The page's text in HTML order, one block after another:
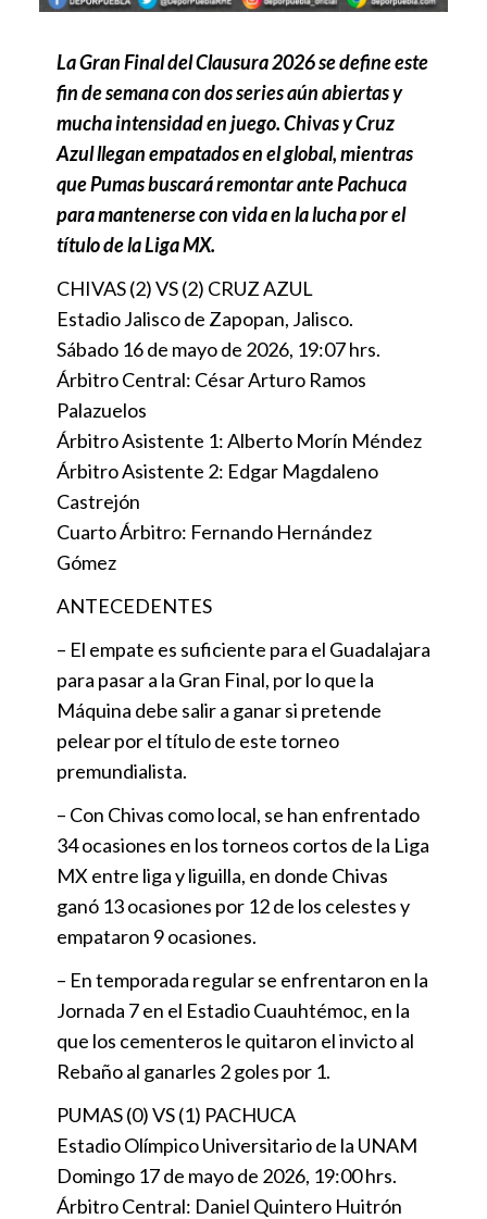
La Gran Final del Clausura 2026 se define este
fin de semana con dos series aún abiertas y
mucha intensidad en juego. Chivas y Cruz
Azul llegan empatados en el global, mientras
que Pumas buscará remontar ante Pachuca
para mantenerse con vida en la lucha por el
título de la Liga MX.
CHIVAS (2) VS (2) CRUZ AZUL
Estadio Jalisco de Zapopan, Jalisco.
Sábado 16 de mayo de 2026, 19:07 hrs.
Árbitro Central: César Arturo Ramos
Palazuelos
Árbitro Asistente 1: Alberto Morín Méndez
Árbitro Asistente 2: Edgar Magdaleno
Castrejón
Cuarto Árbitro: Fernando Hernández
Gómez
ANTECEDENTES
– El empate es suficiente para el Guadalajara
para pasar a la Gran Final, por lo que la
Máquina debe salir a ganar si pretende
pelear por el título de este torneo
premundialista.
– Con Chivas como local, se han enfrentado
34 ocasiones en los torneos cortos de la Liga
MX entre liga y liguilla, en donde Chivas
ganó 13 ocasiones por 12 de los celestes y
empataron 9 ocasiones.
– En temporada regular se enfrentaron en la
Jornada 7 en el Estadio Cuauhtémoc, en la
que los cementeros le quitaron el invicto al
Rebaño al ganarles 2 goles por 1.
PUMAS (0) VS (1) PACHUCA
Estadio Olímpico Universitario de la UNAM
Domingo 17 de mayo de 2026, 19:00 hrs.
Árbitro Central: Daniel Quintero Huitrón